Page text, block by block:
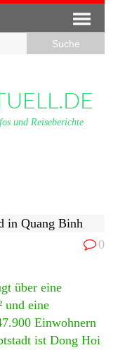
und Reiseberichte
0
über eine
und eine
Einwohnern
ist Dong Hoi